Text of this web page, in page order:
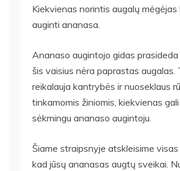
Kiekvienas norintis augalų mėgėjas
auginti ananasa.
Ananaso augintojo gidas
šis vaisius nėra paprastas augalas.
reikalauja kantrybės ir nuoseklaus
tinkamomis žiniomis, kiekvienas
sėkmingu ananaso augintoju.
Šiame straipsnyje atskleisime
kad jūsų ananasas augtų sveikai.